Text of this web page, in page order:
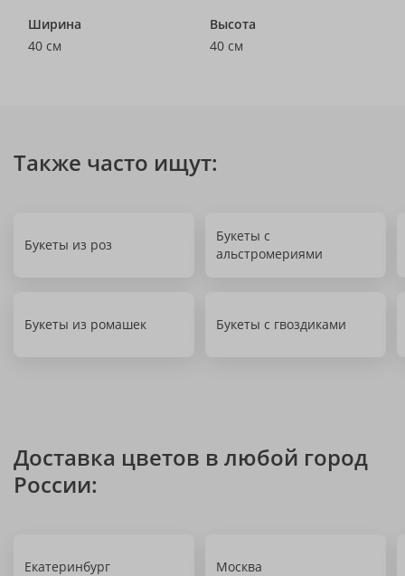
Ширина
40 см
Высота
40 см
Также часто ищут:
Букеты из роз
Букеты с
альстромериями
Букеты из ромашек Букеты с гвоздиками
Доставка цветов в любой город
России:
Екатеринбург Москва